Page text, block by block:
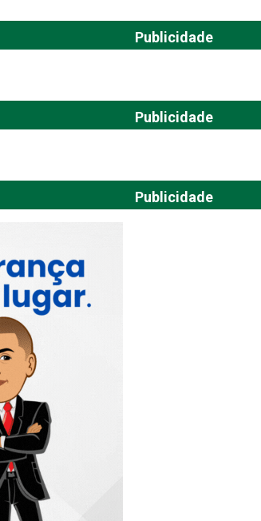
Publicidade
Publicidade
Publicidade